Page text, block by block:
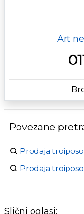
Art
Povezane
Prodaja
Prodaja
Slični oglasi: